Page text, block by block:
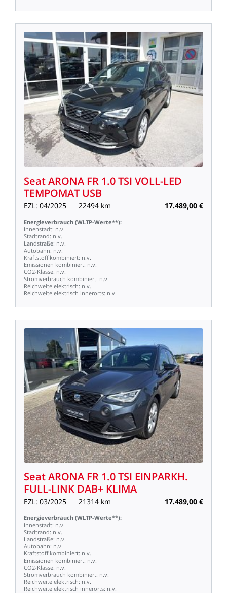
SeatARONA FR 1.0TSI VOLL-LED
TEMPOMAT USB
EZL: 04/2025 22494 km 17.489,00 €
Energieverbrauch (WLTP-Werte**):
Innenstadt: n.v.
Stadtrand: n.v.
Landstraße: n.v.
Autobahn: n.v.
Kraftstoff kombiniert: n.v.
Emissionen kombiniert: n.v.
CO2-Klasse: n.v.
Stromverbrauch kombiniert: n.v.
Reichweite elektrisch: n.v.
Reichweite elektrisch innerorts: n.v.
SeatARONA FR 1.0TSI EINPARKH.
FULL-LINK DAB+ KLIMA
EZL: 03/2025 21314 km 17.489,00 €
Energieverbrauch (WLTP-Werte**):
Innenstadt: n.v.
Stadtrand: n.v.
Landstraße: n.v.
Autobahn: n.v.
Kraftstoff kombiniert: n.v.
Emissionen kombiniert: n.v.
CO2-Klasse: n.v.
Stromverbrauch kombiniert: n.v.
Reichweite elektrisch: n.v.
Reichweite elektrisch innerorts: n.v.